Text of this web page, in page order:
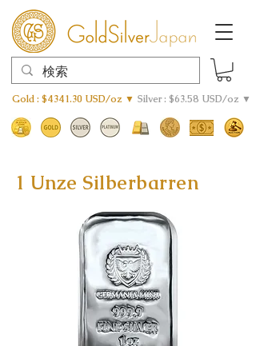
Gold : $4341.30 USD/oz ▼ Silver : $63.58 USD/oz ▼
1 Unze Silberbarren